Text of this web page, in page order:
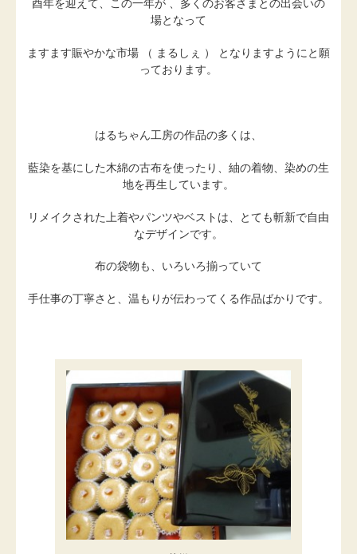
酉年を迎えて、この一年が 、多くのお客さまとの出会いの
場となって
ますます賑やかな市場 （ まるしぇ ） となりますようにと願
っております。
はるちゃん工房の作品の多くは、
藍染を基にした木綿の古布を使ったり、紬の着物、染めの生
地を再生しています。
リメイクされた上着やパンツやベストは、とても斬新で自由
なデザインです。
布の袋物も、いろいろ揃っていて
手仕事の丁寧さと、温もりが伝わってくる作品ばかりです。